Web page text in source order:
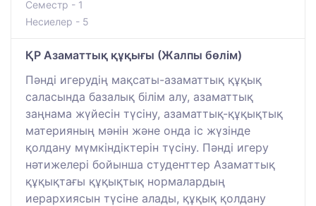
Семестр - 1
Несиелер - 5
ҚР Азаматтық құқығы (Жалпы бөлім)
Пәнді игерудің мақсаты-азаматтық құқық
саласында базалық білім алу, азаматтық
заңнама жүйесін түсіну, азаматтық-құқықтық
материяның мәнін және онда іс жүзінде
қолдану мүмкіндіктерін түсіну. Пәнді игеру
нәтижелері бойынша студенттер Азаматтық
құқықтағы құқықтық нормалардың
иерархиясын түсіне алады, құқық қолдану